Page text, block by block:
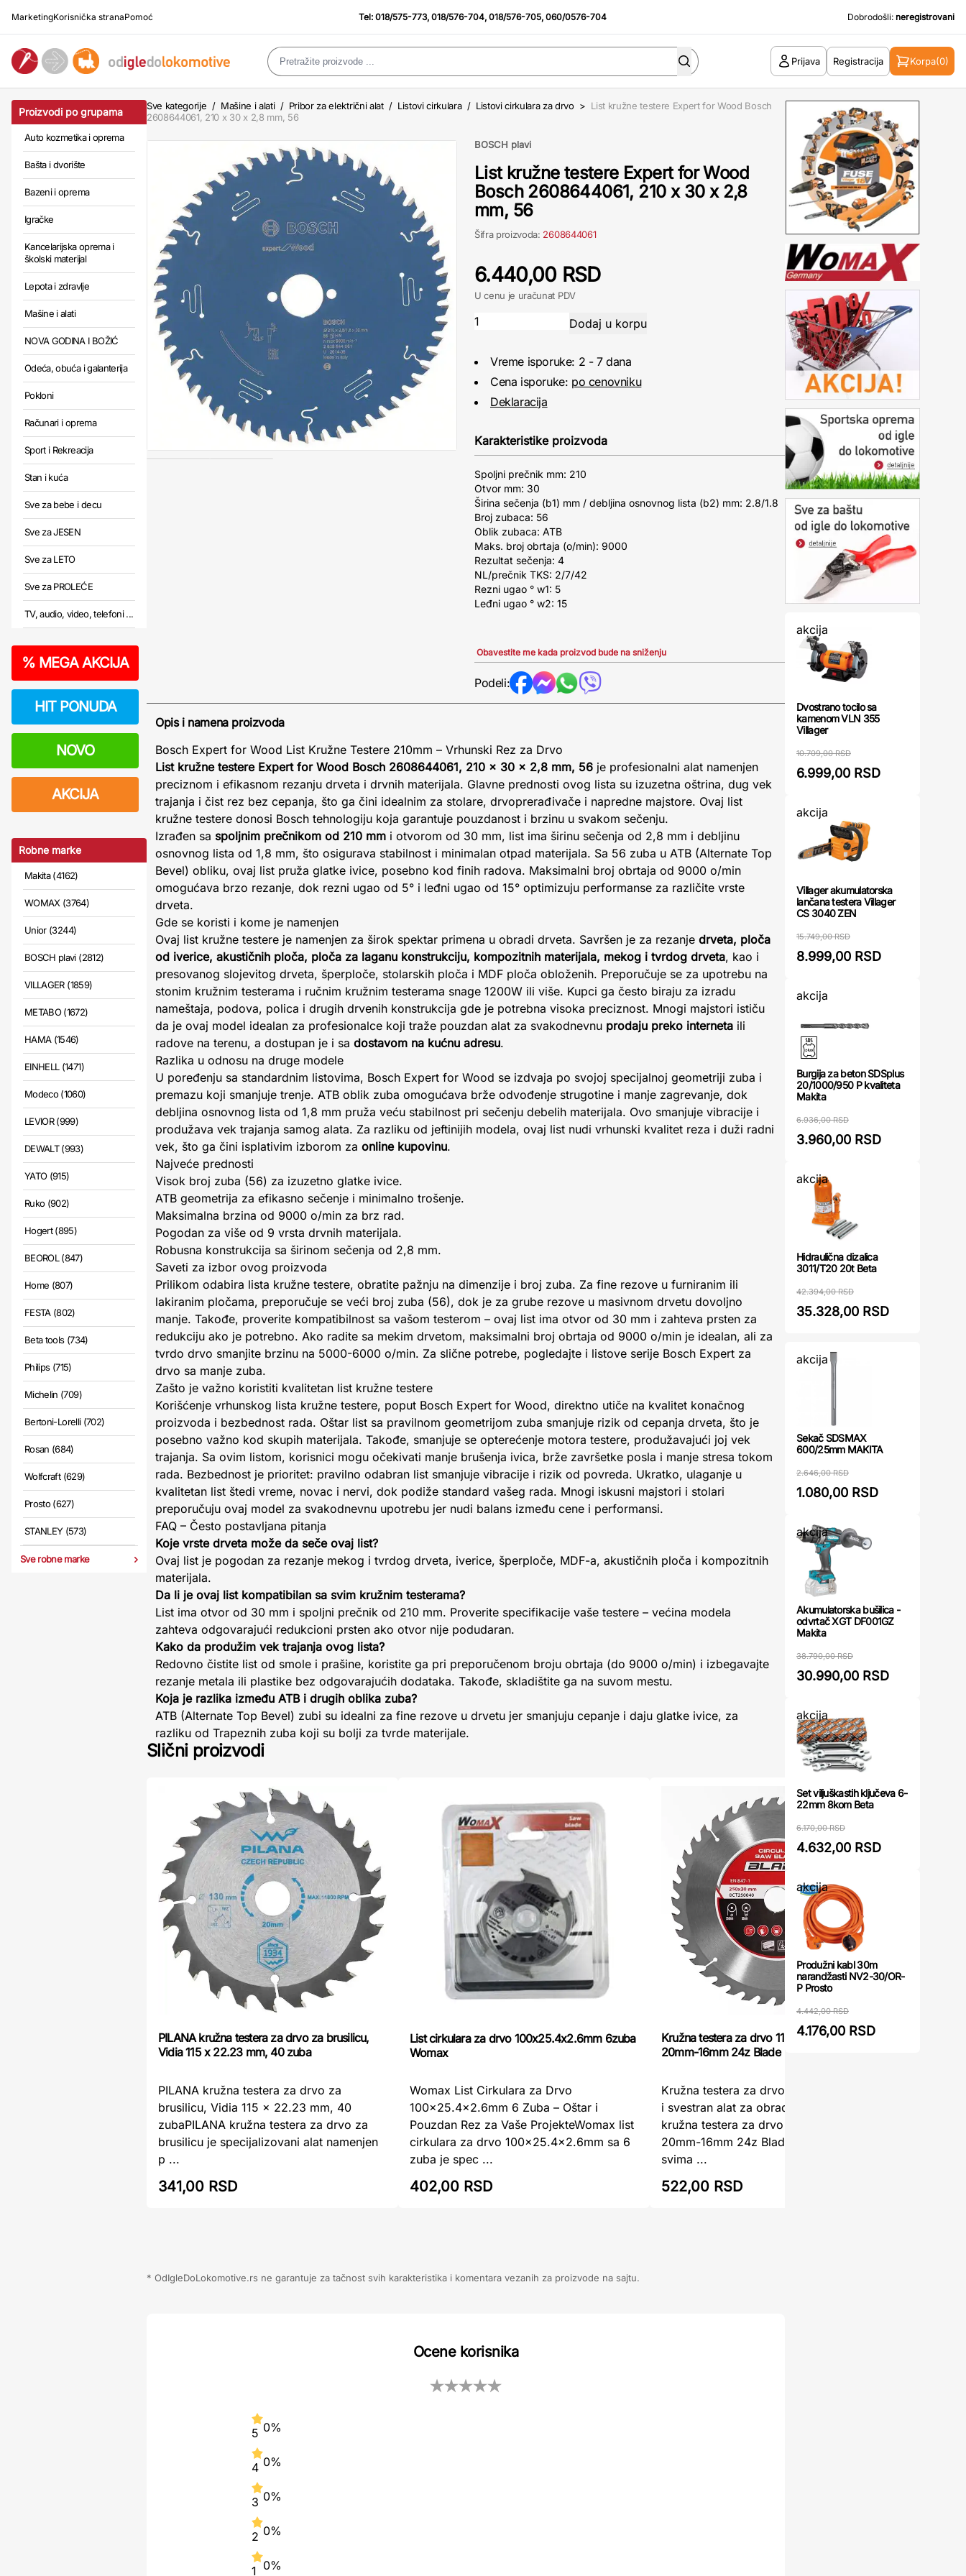
MarketingKorisnička stranaPomoć Tel:018/575-773,018/576-704,018/576-705,060/0576-704 Dobrodošli: neregistrovani
Prijava Registracija Korpa(0)
Proizvodi po grupama
Auto kozmetika i oprema
Bašta i dvorište
Bazeni i oprema
Igračke
Kancelarijska oprema i
školski materijal
Lepota i zdravlje
Mašine i alati
NOVA GODINA I BOŽIĆ
Odeća, obuća i galanterija
Pokloni
Računari i oprema
Sport i Rekreacija
Stan i kuća
Sve za bebe i decu
Sve za JESEN
Sve za LETO
Sve za PROLEĆE
TV, audio, video, telefoni ...
% MEGA AKCIJA
HIT PONUDA
NOVO
AKCIJA
Robne marke
Makita (4162)
WOMAX (3764)
Unior (3244)
BOSCH plavi (2812)
VILLAGER (1859)
METABO (1672)
HAMA (1546)
EINHELL (1471)
Modeco (1060)
LEVIOR (999)
DEWALT (993)
YATO (915)
Ruko (902)
Hogert (895)
BEOROL (847)
Home (807)
FESTA (802)
Beta tools (734)
Philips (715)
Michelin (709)
Bertoni-Lorelli (702)
Rosan (684)
Wolfcraft (629)
Prosto (627)
STANLEY (573)
Sve robne marke
Sve kategorije / Mašine i alati / Pribor za električni alat / Listovi cirkulara / Listovi cirkulara za drvo > List kružne testere Expert for Wood Bosch
2608644061, 210 x 30 x 2,8 mm, 56
BOSCH plavi
List kružne testere Expert for Wood
Bosch 2608644061, 210 x 30 x 2,8
mm, 56
Šifra proizvoda: 2608644061
6.440,00 RSD
U cenu je uračunat PDV
Vreme isporuke: 2 - 7 dana
Cena isporuke: po cenovniku
Deklaracija
Karakteristike proizvoda
Spoljni prečnik mm: 210
Otvor mm: 30
Širina sečenja (b1) mm / debljina osnovnog lista (b2) mm: 2.8/1.8
Broj zubaca: 56
Oblik zubaca: ATB
Maks. broj obrtaja (o/min): 9000
Rezultat sečenja: 4
NL/prečnik TKS: 2/7/42
Rezni ugao ° w1: 5
Leđni ugao ° w2: 15
Obavestite me kada proizvod bude na sniženju
Podeli:
Opis i namena proizvoda
Bosch Expert for Wood List Kružne Testere 210mm – Vrhunski Rez za Drvo
List kružne testere Expert for Wood Bosch 2608644061, 210 x 30 x 2,8 mm, 56 je profesionalni alat namenjen
preciznom i efikasnom rezanju drveta i drvnih materijala. Glavne prednosti ovog lista su izuzetna oštrina, dug vek
trajanja i čist rez bez cepanja, što ga čini idealnim za stolare, drvoprerađivače i napredne majstore. Ovaj list
kružne testere donosi Bosch tehnologiju koja garantuje pouzdanost i brzinu u svakom sečenju.
Izrađen sa spoljnim prečnikom od 210 mm i otvorom od 30 mm, list ima širinu sečenja od 2,8 mm i debljinu
osnovnog lista od 1,8 mm, što osigurava stabilnost i minimalan otpad materijala. Sa 56 zuba u ATB (Alternate Top
Bevel) obliku, ovaj list pruža glatke ivice, posebno kod finih radova. Maksimalni broj obrtaja od 9000 o/min
omogućava brzo rezanje, dok rezni ugao od 5° i leđni ugao od 15° optimizuju performanse za različite vrste
drveta.
Gde se koristi i kome je namenjen
Ovaj list kružne testere je namenjen za širok spektar primena u obradi drveta. Savršen je za rezanje drveta, ploča
od iverice, akustičnih ploča, ploča za laganu konstrukciju, kompozitnih materijala, mekog i tvrdog drveta, kao i
presovanog slojevitog drveta, šperploče, stolarskih ploča i MDF ploča obloženih. Preporučuje se za upotrebu na
stonim kružnim testerama i ručnim kružnim testerama snage 1200W ili više. Kupci ga često biraju za izradu
nameštaja, podova, polica i drugih drvenih konstrukcija gde je potrebna visoka preciznost. Mnogi majstori ističu
da je ovaj model idealan za profesionalce koji traže pouzdan alat za svakodnevnu prodaju preko interneta ili
radove na terenu, a dostupan je i sa dostavom na kućnu adresu.
Razlika u odnosu na druge modele
U poređenju sa standardnim listovima, Bosch Expert for Wood se izdvaja po svojoj specijalnoj geometriji zuba i
premazu koji smanjuje trenje. ATB oblik zuba omogućava brže odvođenje strugotine i manje zagrevanje, dok
debljina osnovnog lista od 1,8 mm pruža veću stabilnost pri sečenju debelih materijala. Ovo smanjuje vibracije i
produžava vek trajanja samog alata. Za razliku od jeftinijih modela, ovaj list nudi vrhunski kvalitet reza i duži radni
vek, što ga čini isplativim izborom za online kupovinu.
Najveće prednosti
Visok broj zuba (56) za izuzetno glatke ivice.
ATB geometrija za efikasno sečenje i minimalno trošenje.
Maksimalna brzina od 9000 o/min za brz rad.
Pogodan za više od 9 vrsta drvnih materijala.
Robusna konstrukcija sa širinom sečenja od 2,8 mm.
Saveti za izbor ovog proizvoda
Prilikom odabira lista kružne testere, obratite pažnju na dimenzije i broj zuba. Za fine rezove u furniranim ili
lakiranim pločama, preporučuje se veći broj zuba (56), dok je za grube rezove u masivnom drvetu dovoljno
manje. Takođe, proverite kompatibilnost sa vašom testerom – ovaj list ima otvor od 30 mm i zahteva prsten za
redukciju ako je potrebno. Ako radite sa mekim drvetom, maksimalni broj obrtaja od 9000 o/min je idealan, ali za
tvrdo drvo smanjite brzinu na 5000-6000 o/min. Za slične potrebe, pogledajte i listove serije Bosch Expert za
drvo sa manje zuba.
Zašto je važno koristiti kvalitetan list kružne testere
Korišćenje vrhunskog lista kružne testere, poput Bosch Expert for Wood, direktno utiče na kvalitet konačnog
proizvoda i bezbednost rada. Oštar list sa pravilnom geometrijom zuba smanjuje rizik od cepanja drveta, što je
posebno važno kod skupih materijala. Takođe, smanjuje se opterećenje motora testere, produžavajući joj vek
trajanja. Sa ovim listom, korisnici mogu očekivati manje brušenja ivica, brže završetke posla i manje stresa tokom
rada. Bezbednost je prioritet: pravilno odabran list smanjuje vibracije i rizik od povreda. Ukratko, ulaganje u
kvalitetan list štedi vreme, novac i nervi, dok podiže standard vašeg rada. Mnogi iskusni majstori i stolari
preporučuju ovaj model za svakodnevnu upotrebu jer nudi balans između cene i performansi.
FAQ – Često postavljana pitanja
Koje vrste drveta može da seče ovaj list?
Ovaj list je pogodan za rezanje mekog i tvrdog drveta, iverice, šperploče, MDF-a, akustičnih ploča i kompozitnih
materijala.
Da li je ovaj list kompatibilan sa svim kružnim testerama?
List ima otvor od 30 mm i spoljni prečnik od 210 mm. Proverite specifikacije vaše testere – većina modela
zahteva odgovarajući redukcioni prsten ako otvor nije podudaran.
Kako da produžim vek trajanja ovog lista?
Redovno čistite list od smole i prašine, koristite ga pri preporučenom broju obrtaja (do 9000 o/min) i izbegavajte
rezanje metala ili plastike bez odgovarajućih dodataka. Takođe, skladištite ga na suvom mestu.
Koja je razlika između ATB i drugih oblika zuba?
ATB (Alternate Top Bevel) zubi su idealni za fine rezove u drvetu jer smanjuju cepanje i daju glatke ivice, za
razliku od Trapeznih zuba koji su bolji za tvrde materijale.
Slični proizvodi
PILANA kružna testera za drvo za brusilicu,
Vidia 115 x 22.23 mm, 40 zuba
PILANA kružna testera za drvo za
brusilicu, Vidia 115 x 22.23 mm, 40
zubaPILANA kružna testera za drvo za
brusilicu je specijalizovani alat namenjen
p ...
341,00 RSD
List cirkulara za drvo 100x25.4x2.6mm 6zuba
Womax
Womax List Cirkulara za Drvo
100x25.4x2.6mm 6 Zuba – Oštar i
Pouzdan Rez za Vaše ProjekteWomax list
cirkulara za drvo 100x25.4x2.6mm sa 6
zuba je spec ...
402,00 RSD
Kružna testera za drvo 115mm/22,2mm-
20mm-16mm 24z Blade
Kružna testera za drvo 115mm – precizan
i svestran alat za obradu drvetaOva
kružna testera za drvo 115mm/22,2mm-
20mm-16mm 24z Blade namenjena je
svima ...
522,00 RSD
* OdIgleDoLokomotive.rs ne garantuje za tačnost svih karakteristika i komentara vezanih za proizvode na sajtu.
Ocene korisnika
5 0%
4 0%
3 0%
2 0%
1 0%
akcija
Dvostrano tocilo sa
kamenom VLN 355
Villager
10.709,00 RSD
6.999,00 RSD
akcija
Villager akumulatorska
lančana testera Villager
CS 3040 ZEN
15.749,00 RSD
8.999,00 RSD
akcija
Burgija za beton SDSplus
20/1000/950 P kvaliteta
Makita
6.936,00 RSD
3.960,00 RSD
akcija
Hidraulična dizalica
3011/T20 20t Beta
42.394,00 RSD
35.328,00 RSD
akcija
Sekač SDSMAX
600/25mm MAKITA
2.646,00 RSD
1.080,00 RSD
akcija
Akumulatorska bušilica -
odvrtač XGT DF001GZ
Makita
38.790,00 RSD
30.990,00 RSD
akcija
Set viljuškastih ključeva 6-
22mm 8kom Beta
6.170,00 RSD
4.632,00 RSD
akcija
Produžni kabl 30m
narandžasti NV2-30/OR-
P Prosto
4.442,00 RSD
4.176,00 RSD